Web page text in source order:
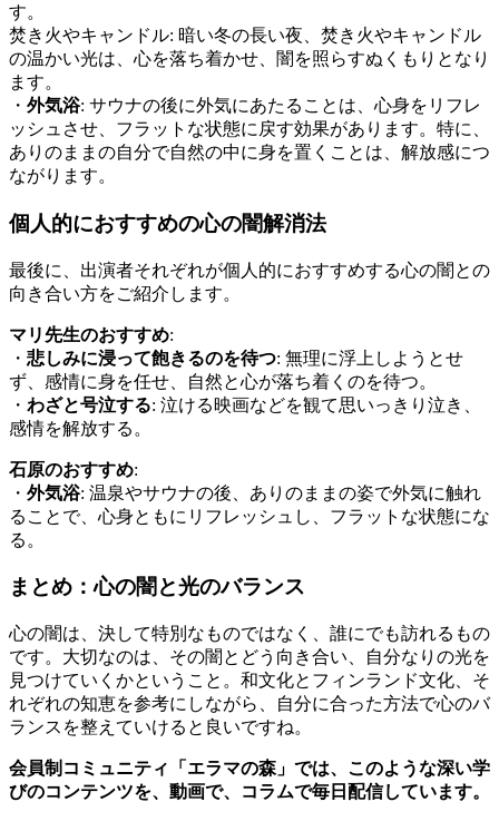
す。
焚き火やキャンドル: 暗い冬の長い夜、焚き火やキャンドル
の温かい光は、心を落ち着かせ、闇を照らすぬくもりとなり
ます。
・ 外気浴: サウナの後に外気にあたることは、心身をリフレ
ッシュさせ、フラットな状態に戻す効果があります。特に、
ありのままの自分で自然の中に身を置くことは、解放感につ
ながります。
個人的におすすめの心の闇解消法
最後に、出演者それぞれが個人的におすすめする心の闇との
向き合い方をご紹介します。
マリ先生のおすすめ:
・ 悲しみに浸って飽きるのを待つ: 無理に浮上しようとせ
ず、感情に身を任せ、自然と心が落ち着くのを待つ。
・ わざと号泣する: 泣ける映画などを観て思いっきり泣き、
感情を解放する。
石原のおすすめ:
・ 外気浴: 温泉やサウナの後、ありのままの姿で外気に触れ
ることで、心身ともにリフレッシュし、フラットな状態にな
る。
まとめ：心の闇と光のバランス
心の闇は、決して特別なものではなく、誰にでも訪れるもの
です。大切なのは、その闇とどう向き合い、自分なりの光を
見つけていくかということ。和文化とフィンランド文化、そ
れぞれの知恵を参考にしながら、自分に合った方法で心のバ
ランスを整えていけると良いですね。
会員制コミュニティ「エラマの森」では、このような深い学
びのコンテンツを、動画で、コラムで毎日配信しています。